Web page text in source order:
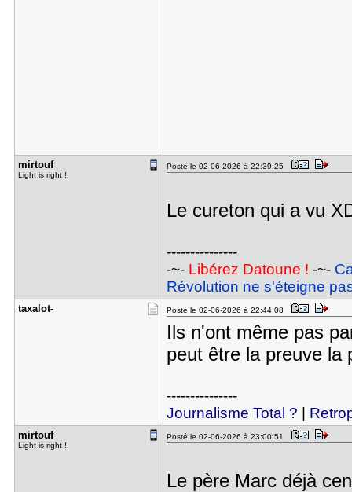
mirtouf
Light is right !
Posté le 02-06-2026 à 22:39:25
Le cureton qui a vu
---------------
-~- Libérez Datoune ! -~-
Révolution ne s'éteigne
taxalot- Posté le 02-06-2026 à 22:44:08
Ils n'ont même pas
peut être la preuve la
---------------
Journalisme Total ?
mirtouf
Light is right !
Posté le 02-06-2026 à 23:00:51
Le père Marc déjà